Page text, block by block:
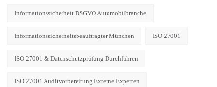
Informationssicherheit DSGVO Automobilbranche
Informationssicherheitsbeauftragter München ISO 27001
ISO 27001 & Datenschutzprüfung Durchführen
ISO 27001 Auditvorbereitung Externe Experten